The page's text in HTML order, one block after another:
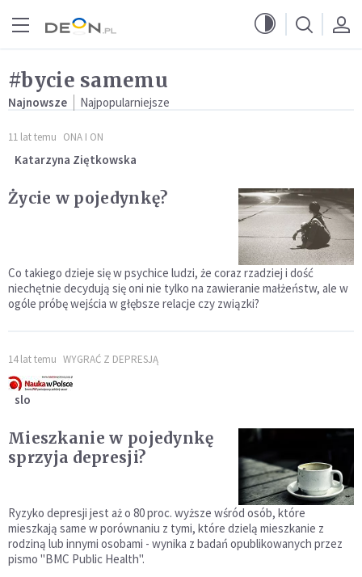
#bycie samemu
Najnowsze Najpopularniejsze
11 lat temu ONA I ON
Katarzyna Ziętkowska
Życie w pojedynkę?
Co takiego dzieje się w psychice ludzi, że coraz rzadziej i dość
niechętnie decydują się oni nie tylko na zawieranie małżeństw, ale w
ogóle próbę wejścia w głębsze relacje czy związki?
14 lat temu WYGRAĆ Z DEPRESJĄ
slo
Mieszkanie w pojedynkę
sprzyja depresji?
Ryzyko depresji jest aż o 80 proc. wyższe wśród osób, które
mieszkają same w porównaniu z tymi, które dzielą mieszkanie z
rodziną lub innymi osobami - wynika z badań opublikowanych przez
pismo "BMC Public Health".